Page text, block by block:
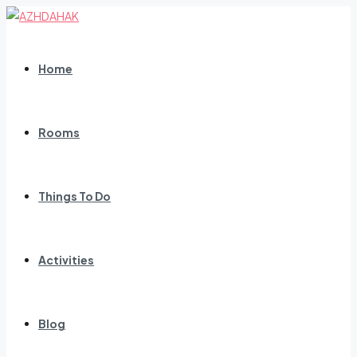
Home
Rooms
Things To Do
Activities
Blog